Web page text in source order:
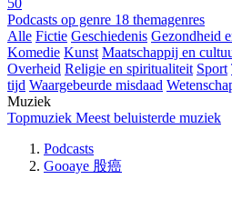
50
Podcasts op genre 18 themagenres
Alle Fictie Geschiedenis Gezondheid
Komedie Kunst Maatschappij en
Overheid Religie en spiritualiteit Sport
tijd Waargebeurde misdaad
Muziek
Topmuziek Meest beluisterde muziek
Podcasts
Gooaye 股癌